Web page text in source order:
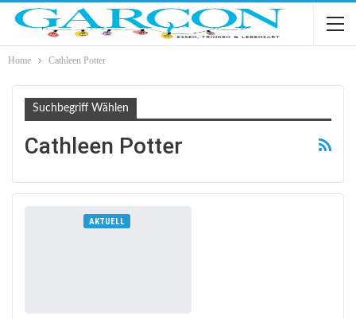
Home Cathleen Potter
Suchbegriff Wählen
Cathleen Potter
AKTUELL